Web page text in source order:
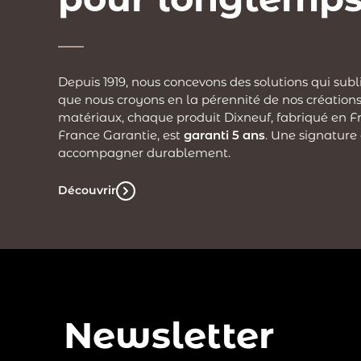
Depuis 1919, nous concevons des solutions qui
que nous croyons en la pérennité de nos
matériaux, chaque produit Dixneuf, fabriqué en
France Garantie, est garanti 5 ans. Une
accompagner durablement.
Découvrir
Newsletter